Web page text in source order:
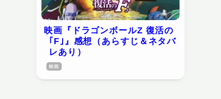
映画『ドラゴンボールZ 復活の
｢F｣』感想（あらすじ＆ネタバ
レあり）
映画